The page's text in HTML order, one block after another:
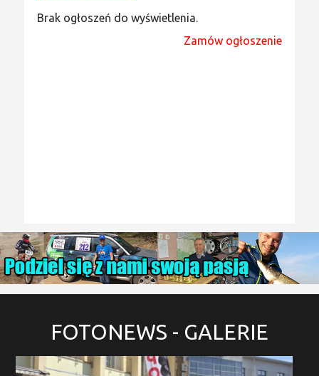
Brak ogłoszeń do wyświetlenia.
Zamów ogłoszenie
FOTONEWS - GALERIE